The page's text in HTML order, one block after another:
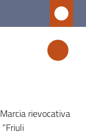
rievocativa